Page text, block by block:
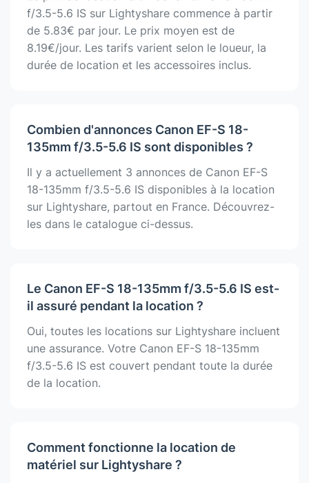
f/3.5-5.6 IS sur Lightyshare commence à partir
de 5.83€ par jour. Le prix moyen est de
8.19€/jour. Les tarifs varient selon le loueur, la
durée de location et les accessoires inclus.
Combien d'annonces Canon EF-S 18-
135mm f/3.5-5.6 IS sont disponibles ?
Il y a actuellement 3 annonces de Canon EF-S
18-135mm f/3.5-5.6 IS disponibles à la location
sur Lightyshare, partout en France. Découvrez-
les dans le catalogue ci-dessus.
Le Canon EF-S 18-135mm f/3.5-5.6 IS est-
il assuré pendant la location ?
Oui, toutes les locations sur Lightyshare incluent
une assurance. Votre Canon EF-S 18-135mm
f/3.5-5.6 IS est couvert pendant toute la durée
de la location.
Comment fonctionne la location de
matériel sur Lightyshare ?